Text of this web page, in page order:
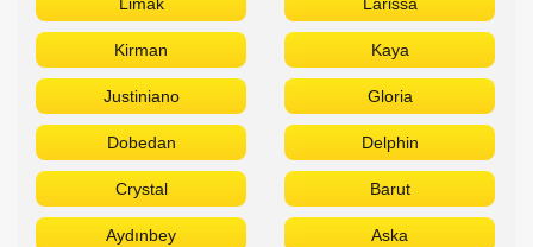
Kirman Kaya
Justiniano Gloria
Dobedan Delphin
Crystal Barut
Aydınbey Aska